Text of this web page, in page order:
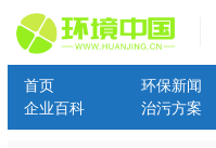
首页 环保新闻
企业百科
治污方案